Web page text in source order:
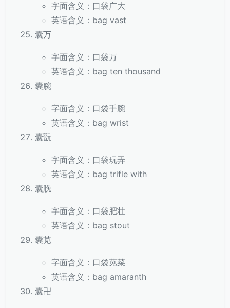
字面含义：口袋广大
英语含义：bag vast
囊万
字面含义：口袋万
英语含义：bag ten thousand
囊腕
字面含义：口袋手腕
英语含义：bag wrist
囊翫
字面含义：口袋玩弄
英语含义：bag trifle with
囊脕
字面含义：口袋肥壮
英语含义：bag stout
囊苋
字面含义：口袋苋菜
英语含义：bag amaranth
囊卍